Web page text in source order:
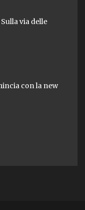
via delle
con la new